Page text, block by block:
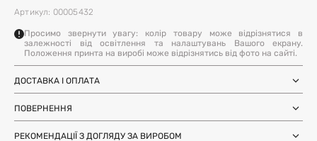
Артикул: 00005432
Просимо звернути увагу: колір товару може відрізнятися в
залежності від освітлення та налаштувань Вашого екрану.
Положення принта на виробі може відрізнятись від фото на сайті.
ДОСТАВКА І ОПЛАТА
Україні) 1-3 дні
Самовивіз з магазинів Harvest після SMS-підтвердження про
Міжнародна доставка Нова Пошта терміни уточнюйте для вашої
ПОВЕРНЕННЯ
Ми залишили можливість повернення та обміну, щоб ви
РЕКОМЕНДАЦІЇ З ДОГЛЯДУ ЗА ВИРОБОМ